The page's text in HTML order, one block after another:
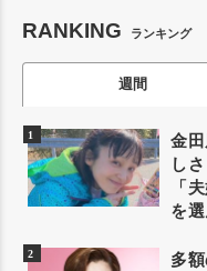
RANKING ランキング
週間
金
し
「
を選
多